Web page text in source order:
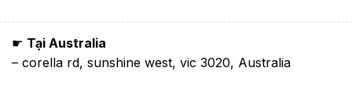
☛ Tại Australia
– corella rd, sunshine west, vic 3020, Australia